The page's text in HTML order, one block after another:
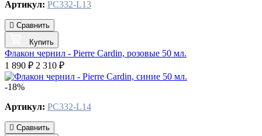
Артикул: PC332-L13
Сравнить
Купить
Флакон чернил - Pierre Cardin, розовые 50 мл.
1 890 ₽ 2 310 ₽
-18%
Артикул: PC332-L14
Сравнить